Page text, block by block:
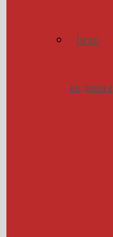
Інші
видання